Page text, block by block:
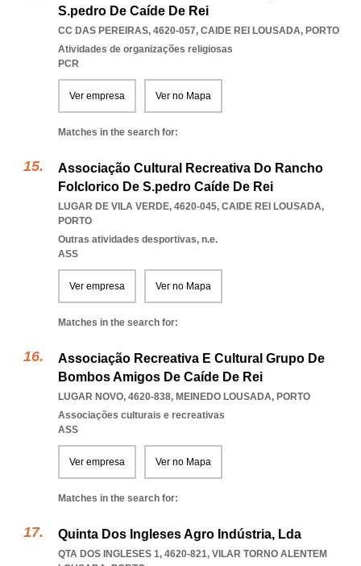
S.pedro De Caíde De Rei
CC DAS PEREIRAS, 4620-057, CAIDE REI LOUSADA, PORTO
Atividades de organizações religiosas
PCR
Ver empresa Ver no Mapa
Matches in the search for:
Associação Cultural Recreativa Do Rancho
Folclorico De S.pedro Caíde De Rei
LUGAR DE VILA VERDE, 4620-045, CAIDE REI LOUSADA,
PORTO
Outras atividades desportivas, n.e.
ASS
Ver empresa Ver no Mapa
Matches in the search for:
Associação Recreativa E Cultural Grupo De
Bombos Amigos De Caíde De Rei
LUGAR NOVO, 4620-838, MEINEDO LOUSADA, PORTO
Associações culturais e recreativas
ASS
Ver empresa Ver no Mapa
Matches in the search for:
Quinta Dos Ingleses Agro Indústria, Lda
QTA DOS INGLESES 1, 4620-821, VILAR TORNO ALENTEM